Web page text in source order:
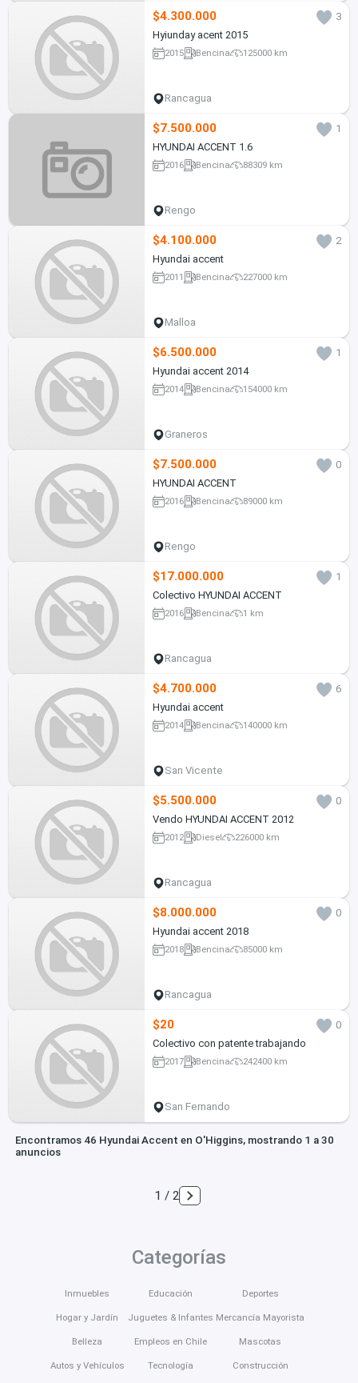
$4.300.000
3
Hyiunday acent 2015
2015 Bencina 125000 km
Rancagua
$7.500.000
1
HYUNDAI ACCENT 1.6
2016 Bencina 88309 km
Rengo
$4.100.000
2
Hyundai accent
2011 Bencina 227000 km
Malloa
$6.500.000
1
Hyundai accent 2014
2014 Bencina 154000 km
Graneros
$7.500.000
0
HYUNDAI ACCENT
2016 Bencina 89000 km
Rengo
$17.000.000
1
Colectivo HYUNDAI ACCENT
2016 Bencina 1 km
Rancagua
$4.700.000
6
Hyundai accent
2014 Bencina 140000 km
San Vicente
$5.500.000
0
Vendo HYUNDAI ACCENT 2012
2012 Diesel 226000 km
Rancagua
$8.000.000
0
Hyundai accent 2018
2018 Bencina 85000 km
Rancagua
$20
0
Colectivo con patente trabajando
2017 Bencina 242400 km
San Fernando
Encontramos 46 Hyundai Accent en O'Higgins, mostrando 1 a 30
anuncios
1 / 2
Categorías
Inmuebles
Hogar y Jardín
Belleza
Autos y Vehículos
Educación
Juguetes & Infantes
Empleos en Chile
Tecnología
Deportes
Mercancía Mayorista
Mascotas
Construcción